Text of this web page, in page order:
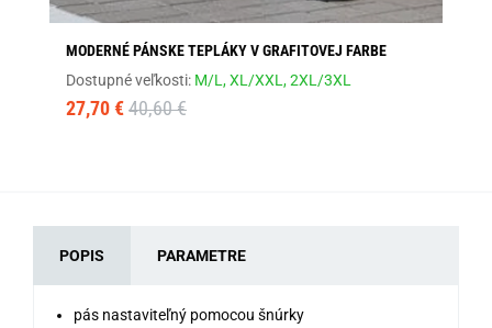
MODERNÉ PÁNSKE TEPLÁKY V GRAFITOVEJ FARBE
Dostupné veľkosti: M/L,XL/XXL,2XL/3XL
27,70 € 40,60 €
POPIS PARAMETRE
pás nastaviteľný pomocou šnúrky